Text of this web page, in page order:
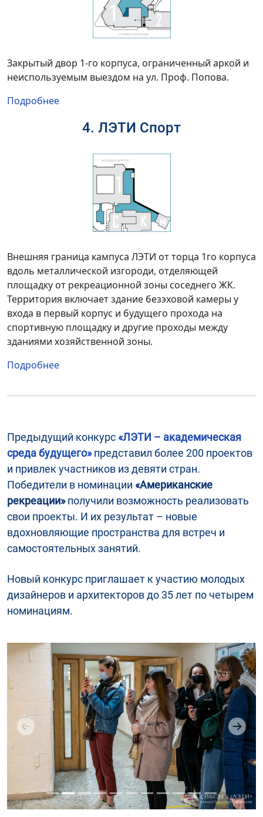
Закрытый двор 1-го корпуса, ограниченный аркой и
неиспользуемым выездом на ул. Проф. Попова.
Подробнее
4. ЛЭТИ Спорт
Внешняя граница кампуса ЛЭТИ от торца 1го корпуса
вдоль металлической изгороди, отделяющей
площадку от рекреационной зоны соседнего ЖК.
Территория включает здание безэховой камеры у
входа в первый корпус и будущего прохода на
спортивную площадку и другие проходы между
зданиями хозяйственной зоны.
Подробнее
Предыдущий конкурс «ЛЭТИ – академическая
среда будущего»представил более 200 проектов
и привлек участников из девяти стран.
Победители в номинации «Американские
рекреации»получили возможность реализовать
свои проекты. И их результат – новые
вдохновляющие пространства для встреч и
самостоятельных занятий.
Новый конкурс приглашает к участию молодых
дизайнеров и архитекторов до 35 лет по четырем
номинациям.